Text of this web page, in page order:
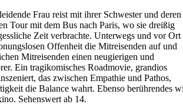
Frau reist mit ihrer Schwester und deren
Tour mit dem Bus nach Paris, wo sie dreißig
Zeit verbrachte. Unterwegs und vor Ort
Offenheit die Mitreisenden auf und
Mitreisenden einen neugierigen und
Ein tragikomisches Roadmovie, grandios
das zwischen Empathie und Pathos,
die Balance wahrt. Ebenso berührendes
Sehenswert ab 14.